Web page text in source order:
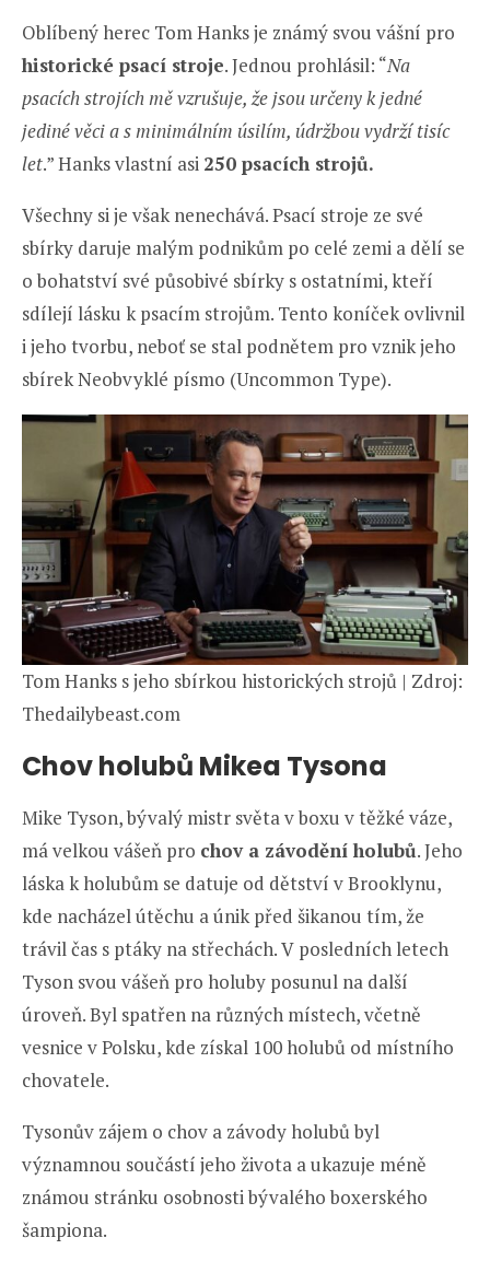
Oblíbený herec Tom Hanks je známý svou vášní pro
historické psací stroje. Jednou prohlásil: “Na
psacích strojích mě vzrušuje, že jsou určeny k jedné
jediné věci a s minimálním úsilím, údržbou vydrží tisíc
let.” Hanks vlastní asi 250 psacích strojů.
Všechny si je však nenechává. Psací stroje ze své
sbírky daruje malým podnikům po celé zemi a dělí se
o bohatství své působivé sbírky s ostatními, kteří
sdílejí lásku k psacím strojům. Tento koníček ovlivnil
i jeho tvorbu, neboť se stal podnětem pro vznik jeho
sbírek Neobvyklé písmo (Uncommon Type).
Tom Hanks s jeho sbírkou historických strojů | Zdroj:
Thedailybeast.com
Chov holubů Mikea Tysona
Mike Tyson, bývalý mistr světa v boxu v těžké váze,
má velkou vášeň pro chov a závodění holubů. Jeho
láska k holubům se datuje od dětství v Brooklynu,
kde nacházel útěchu a únik před šikanou tím, že
trávil čas s ptáky na střechách. V posledních letech
Tyson svou vášeň pro holuby posunul na další
úroveň. Byl spatřen na různých místech, včetně
vesnice v Polsku, kde získal 100 holubů od místního
chovatele.
Tysonův zájem o chov a závody holubů byl
významnou součástí jeho života a ukazuje méně
známou stránku osobnosti bývalého boxerského
šampiona.